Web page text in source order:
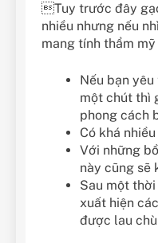
Tuy trước đây
nhiều nhưng nếu
mang tính thẩm mỹ
Nếu bạn
một chút thì
phong cách
Có khá
Với những
này cũng sẽ
Sau một
xuất hiện
được lau